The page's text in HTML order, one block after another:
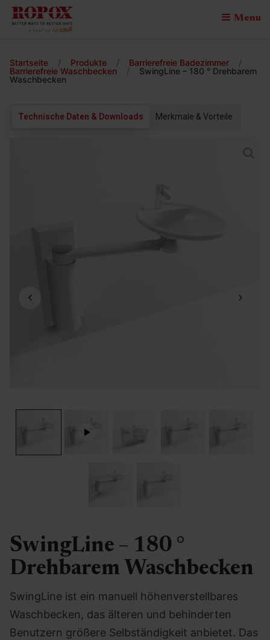
Menu
Startseite / Produkte / Barrierefreie Badezimmer
/
Barrierefreie Waschbecken
/
SwingLine – 180 ° Drehbarem
Waschbecken
Technische Daten & Downloads Merkmale & Vorteile
SwingLine – 180 °
Drehbarem Waschbecken
SwingLine ist ein manuell höhenverstellbares
Waschbecken, das älteren und behinderten
Benutzern größere Selbständigkeit anbietet. Das